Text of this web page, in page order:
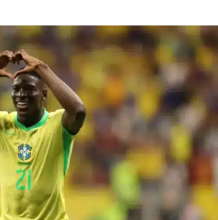
ARGENTINO
FUTEBOL MUNDIAL
DO FUTEBOL
MESSI
MESSI
DE MESSI
ARGENTINA
Brasil contra a Escócia